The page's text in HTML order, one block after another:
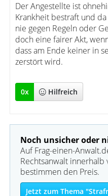
Der Angestellte ist
Krankheit bestraft und
nie gegen Regeln oder
doch eine fairer Akt,
dass am Ende keiner in
zerstört wird.
0x Hilfreich
Noch unsicher oder
Auf Frag-einen-
Rechtsanwalt innerhalb
bestimmen den Preis.
Jetzt zum Thema